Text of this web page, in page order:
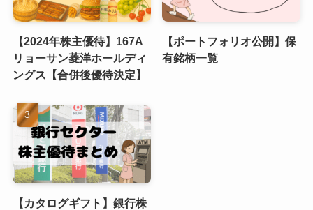
【2024年株主優待】167A
リョーサン菱洋ホールディ
ングス【合併後優待決定】
【ポートフォリオ公開】保
有銘柄一覧
【カタログギフト】銀行株